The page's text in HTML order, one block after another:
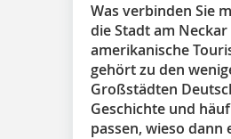
Was verbinden Sie
die Stadt am
amerikanische
gehört zu den
Großstädten
Geschichte und
passen, wieso dann